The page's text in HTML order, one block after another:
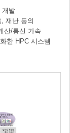
개발
재난 등의
산/통신 가속
한 HPC 시스템